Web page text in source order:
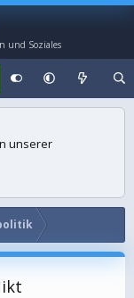
und Soziales
unserer